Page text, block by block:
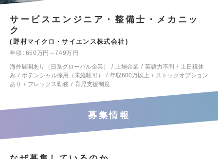
サービスエンジニア・整備士・メカニッ
ク
野村マイクロ・サイエンス株式会社
年収
650万円～749万円
海外展開あり（日系グローバル企業）
上場企業 英語力不問
土日祝休
み
ポテンシャル採用（未経験可） 年収600万以上
ストックオプション
あり
フレックス勤務 育児支援制度
募集情報